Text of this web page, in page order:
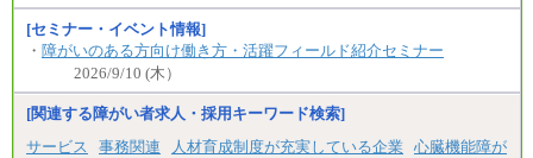
[セミナー・イベント情報]
・ 障がいのある方向け働き方・活躍フィールド紹介セミナー
2026/9/10 (木）
[関連する障がい者求人・採用キーワード検索]
サービス
事務関連 人材育成制度が充実している企業
心臓機能障が